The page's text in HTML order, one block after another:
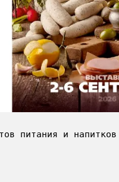
питания и напитков